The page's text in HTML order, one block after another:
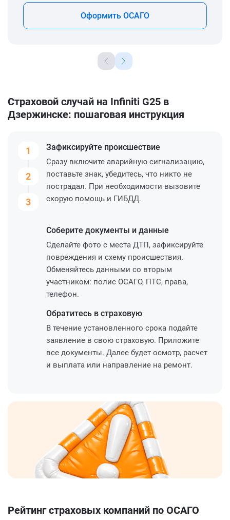
Оформить ОСАГО
Страховой случай на Infiniti G25 в
Дзержинске: пошаговая инструкция
1
2
3
Зафиксируйте происшествие
Сразу включите аварийную сигнализацию,
поставьте знак, убедитесь, что никто не
пострадал. При необходимости вызовите
скорую помощь и ГИБДД.
Соберите документы и данные
Сделайте фото с места ДТП, зафиксируйте
повреждения и схему происшествия.
Обменяйтесь данными со вторым
участником: полис ОСАГО, ПТС, права,
телефон.
Обратитесь в страховую
В течение установленного срока подайте
заявление в свою страховую. Приложите
все документы. Далее будет осмотр, расчет
и выплата или направление на ремонт.
Рейтинг страховых компаний по ОСАГО